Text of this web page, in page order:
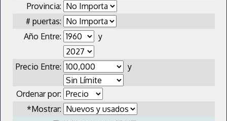
Provincia:
# puertas:
Año Entre:
y
Precio Entre: y
Ordenar por:
*Mostrar: